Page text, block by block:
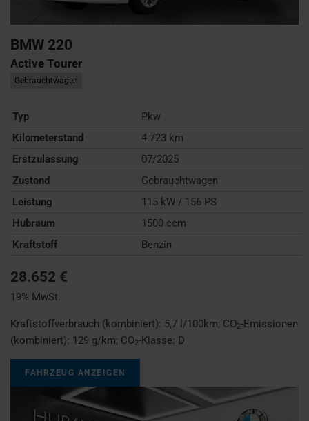
BMW 220
Active Tourer
Gebrauchtwagen
Typ
Pkw
Kilometerstand
4.723 km
Erstzulassung
07/2025
Zustand
Gebrauchtwagen
Leistung
115 kW / 156 PS
Hubraum
1500 ccm
Kraftstoff
Benzin
28.652 €
19% MwSt.
Kraftstoffverbrauch (kombiniert): 5,7 l/100km; CO2-Emissionen
(kombiniert): 129 g/km; CO2-Klasse: D
FAHRZEUG ANZEIGEN